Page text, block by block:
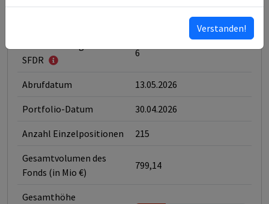
UBS Asset Management
SFDR
6
Abrufdatum 13.05.2026
Portfolio-Datum 30.04.2026
Anzahl Einzelpositionen 215
Gesamtvolumen des
Fonds (in Mio €)
799,14
Gesamthöhe
Verstanden!